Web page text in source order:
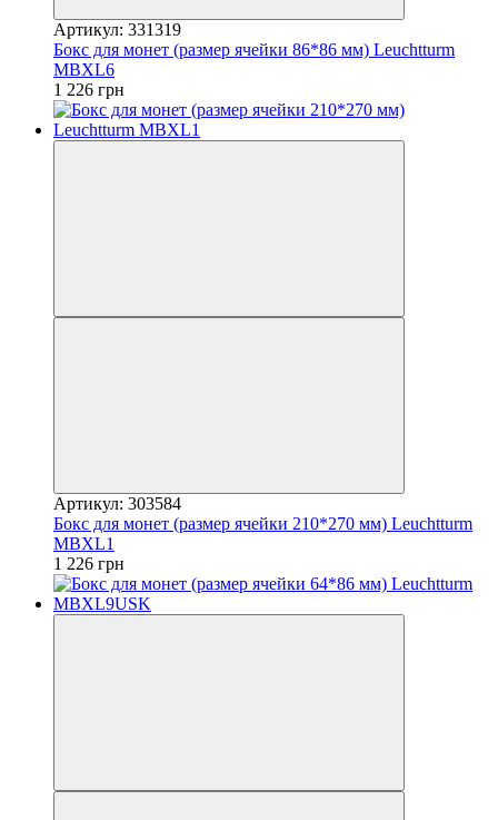
Артикул: 331319
Бокс для монет (размер ячейки 86*86 мм) Leuchtturm
MBXL6
1 226 грн
Артикул: 303584
Бокс для монет (размер ячейки 210*270 мм) Leuchtturm
MBXL1
1 226 грн